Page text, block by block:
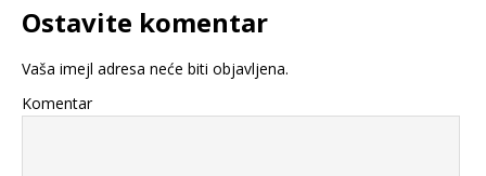
Ostavite komentar
Vaša imejl adresa neće biti objavljena.
Komentar